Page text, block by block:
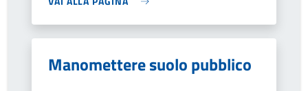
Manomettere suolo pubblico